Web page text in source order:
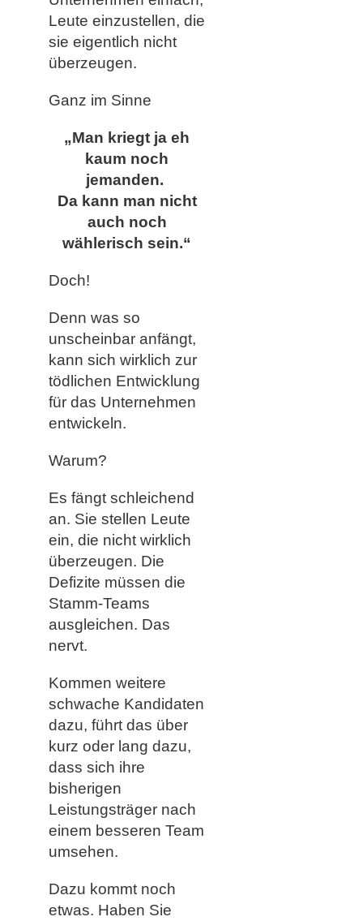
Leute einzustellen, die
sie eigentlich nicht
überzeugen.
Ganz im Sinne
„Man kriegt ja eh
kaum noch
jemanden.
Da kann man nicht
auch noch
wählerisch sein.“
Doch!
Denn was so
unscheinbar anfängt,
kann sich wirklich zur
tödlichen Entwicklung
für das Unternehmen
entwickeln.
Warum?
Es fängt schleichend
an. Sie stellen Leute
ein, die nicht wirklich
überzeugen. Die
Defizite müssen die
Stamm-Teams
ausgleichen. Das
nervt.
Kommen weitere
schwache Kandidaten
dazu, führt das über
kurz oder lang dazu,
dass sich ihre
bisherigen
Leistungsträger nach
einem besseren Team
umsehen.
Dazu kommt noch
etwas. Haben Sie